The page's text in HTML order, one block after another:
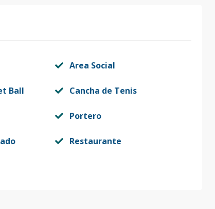
Area Social
Ball Cancha de Tenis
Portero
Restaurante